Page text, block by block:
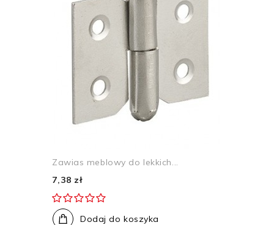
Zawias meblowy do lekkich...
7,38 zł
Dodaj do koszyka